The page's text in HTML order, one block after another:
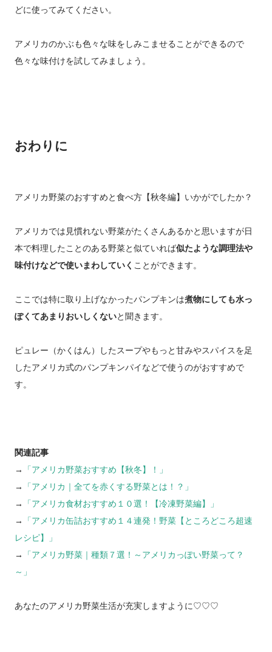
どに使ってみてください。
アメリカのかぶも色々な味をしみこませることができるので
色々な味付けを試してみましょう。
おわりに
アメリカ野菜のおすすめと食べ方【秋冬編】いかがでしたか？
アメリカでは見慣れない野菜がたくさんあるかと思いますが日
本で料理したことのある野菜と似ていれば似たような調理法や
味付けなどで使いまわしていく ことができます。
ここでは特に取り上げなかったパンプキンは煮物にしても水っ
ぽくてあまりおいしくないと聞きます。
ピュレー（かくはん）したスープやもっと甘みやスパイスを足
したアメリカ式のパンプキンパイなどで使うのがおすすめで
す。
関連記事
→
「アメリカ野菜おすすめ【秋冬】！」
→
「アメリカ｜全てを赤くする野菜とは！？」
→
「アメリカ食材おすすめ１０選！【冷凍野菜編】」
→
「アメリカ缶詰おすすめ１４連発！野菜【ところどころ超速
レシピ】」
→
「アメリカ野菜｜種類７選！～アメリカっぽい野菜って？
～」
あなたのアメリカ野菜生活が充実しますように♡♡♡